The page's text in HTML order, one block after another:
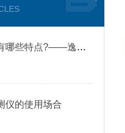
硫化氢检测仪有哪些特点?——逸云天分享
仪的使用场合